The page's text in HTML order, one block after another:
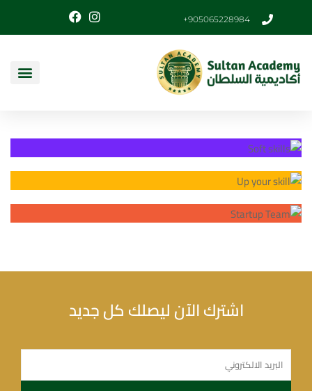
905065228984+
اشترك الآن ليصلك كل جديد